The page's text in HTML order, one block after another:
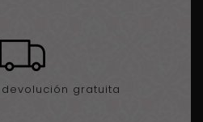
gratuita